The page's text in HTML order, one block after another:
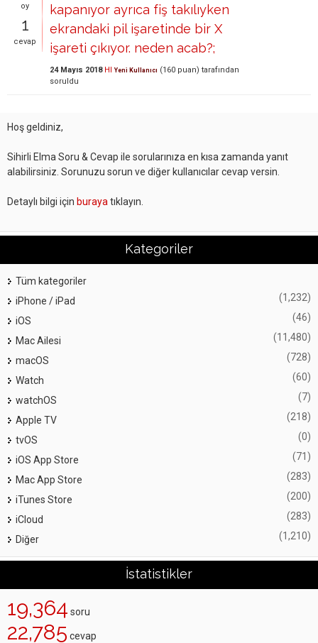
oy
1
cevap
kapanıyor ayrıca fiş takılıyken
ekrandaki pil işaretinde bir X
işareti çıkıyor. neden acab?;
24 Mayıs 2018 HI Yeni Kullanıcı (160 puan) tarafından
soruldu
Hoş geldiniz,
Sihirli Elma Soru & Cevap ile sorularınıza en kısa zamanda yanıt
alabilirsiniz. Sorunuzu sorun ve diğer kullanıcılar cevap versin.
Detaylı bilgi için buraya tıklayın.
Kategoriler
Tüm kategoriler
iPhone / iPad
(1,232)
iOS (46)
Mac Ailesi (11,480)
macOS (728)
Watch (60)
watchOS (7)
Apple TV (218)
tvOS (0)
iOS App Store (71)
Mac App Store (283)
iTunes Store (200)
iCloud (283)
Diğer (1,210)
İstatistikler
19,364 soru
22,785 cevap